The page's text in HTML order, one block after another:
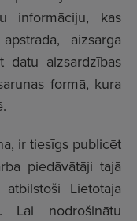
informāciju, kas
aizsargā
datu aizsardzības
formā, kura
ir tiesīgs publicēt
piedāvātāji tajā
Lietotāja
Lai nodrošinātu